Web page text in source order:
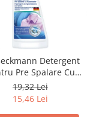
Detergent
Pre Spalare Cu
250ml
19,32 Lei
15,46 Lei